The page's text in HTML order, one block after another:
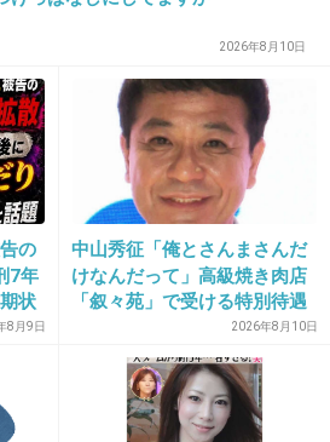
+3
的に病む人が増える
+8
2026年8月10日
の
7年
状
8月9日
中山秀征「俺とさんまさんだ
けなんだって」高級焼き肉店
「叙々苑」で受ける特別待遇
2026年8月10日